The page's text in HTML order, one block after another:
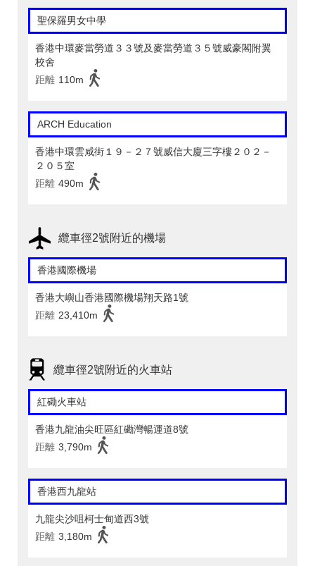
聖保羅男女中學
香港中環麥當勞道３３號及麥當勞道３５號威豪閣附翼
校舍
距離 110m
ARCH Education
香港中環雲咸街１９－２７號威信大廈三字樓２０２－
２０５室
距離 490m
纜車徑2號附近的機場
香港國際機場
香港大嶼山香港國際機場翔天路1號
距離 23,410m
纜車徑2號附近的火車站
紅磡火車站
香港九龍油尖旺區紅磡灣暢運道8號
距離 3,790m
香港西九龍站
九龍尖沙咀柯士甸道西3號
距離 3,180m